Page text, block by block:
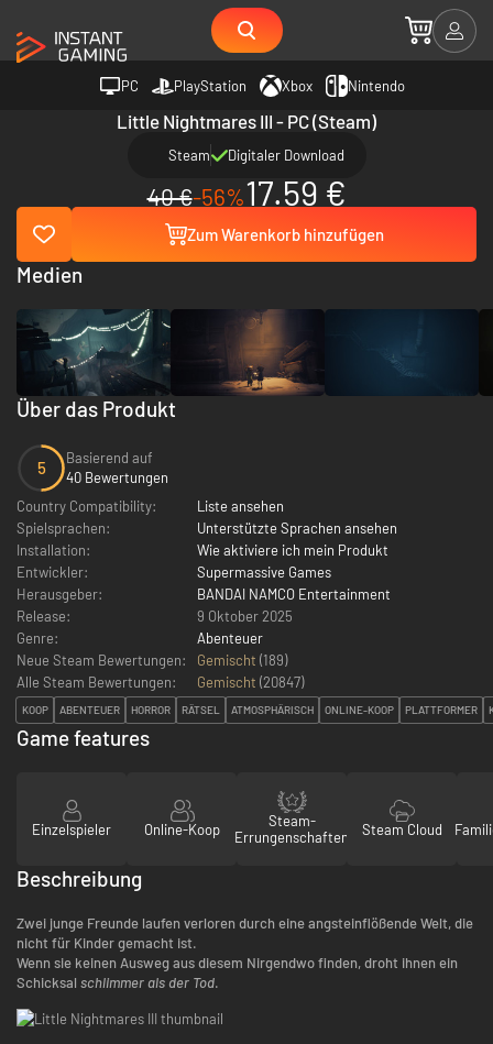
PC PlayStation Xbox Nintendo
Little Nightmares III - PC (Steam)
Steam Digitaler Download
40 €-56%17.59 €
Zum Warenkorb hinzufügen
Über das Produkt
5
Basierend auf
40 Bewertungen
Country Compatibility:
Liste ansehen
Spielsprachen:
Unterstützte Sprachen ansehen
Installation:
Wie aktiviere ich mein Produkt
Entwickler:
Supermassive Games
Herausgeber:
BANDAI NAMCO Entertainment
Release:
9 Oktober 2025
Genre:
Abenteuer
Neue Steam Bewertungen:
Gemischt (189)
Alle Steam Bewertungen:
Gemischt (20847)
KOOP ABENTEUER HORROR RÄTSEL ATMOSPHÄRISCH ONLINE-KOOP PLATTFORMER
Medien
Game features
Einzelspieler Online-Koop
Steam-
Errungenschaften
Steam Cloud
Beschreibung
Zwei junge Freunde laufen verloren durch eine angsteinflößende Welt, die
nicht für Kinder gemacht ist.
Wenn sie keinen Ausweg aus diesem Nirgendwo finden, droht ihnen ein
Schicksal schlimmer als der Tod.